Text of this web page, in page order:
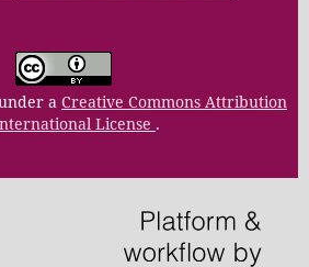
a Creative Commons Attribution
License .